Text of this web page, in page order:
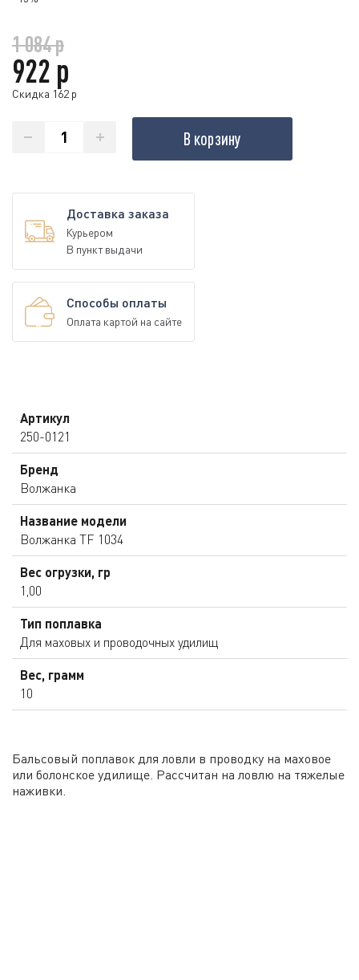
1 084 р
922 р
Скидка 162 р
В корзину
Доставка заказа
Курьером
В пункт выдачи
Способы оплаты
Оплата картой на сайте
Артикул
250-0121
Бренд
Волжанка
Название модели
Волжанка TF 1034
Вес огрузки, гр
1,00
Тип поплавка
Для маховых и проводочных удилищ
Вес, грамм
10
Бальсовый поплавок для ловли в проводку на маховое
или болонское удилище. Рассчитан на ловлю на тяжелые
наживки.